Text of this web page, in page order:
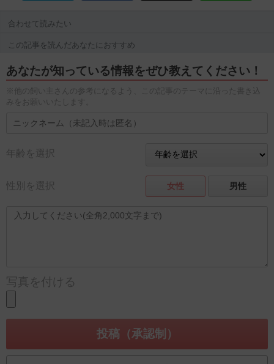
合わせて読みたい
この記事を読んだあなたにおすすめ
あなたが知っている情報をぜひ教えてください！
※他の飼い主さんの参考になるよう、この記事のテーマに沿った書き込
みをお願いいたします。
年齢を選択
性別を選択 女性 男性
写真を付ける